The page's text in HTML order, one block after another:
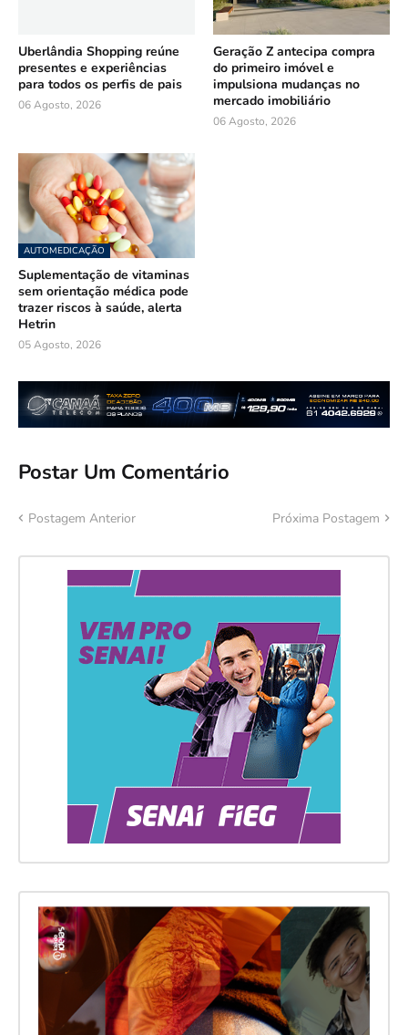
Uberlândia Shopping reúne
presentes e experiências
para todos os perfis de pais
06 Agosto, 2026
Geração Z antecipa compra
do primeiro imóvel e
impulsiona mudanças no
mercado imobiliário
06 Agosto, 2026
AUTOMEDICAÇÃO
Suplementação de vitaminas
sem orientação médica pode
trazer riscos à saúde, alerta
Hetrin
05 Agosto, 2026
Postar Um Comentário
Postagem Anterior Próxima Postagem